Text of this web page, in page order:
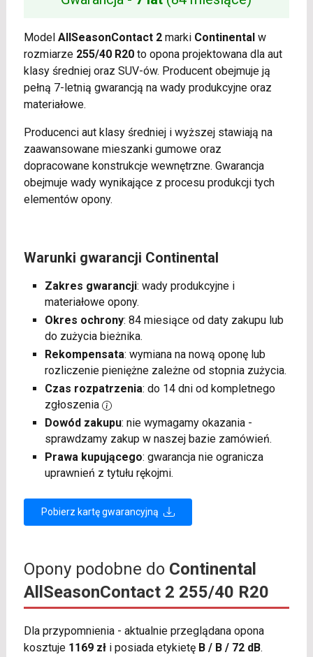
Model AllSeasonContact 2marki Continental w
rozmiarze 255/40 R20to opona projektowana dla aut
klasy średniej oraz SUV-ów. Producent obejmuje ją
pełną 7-letnią gwarancją na wady produkcyjne oraz
materiałowe.
Producenci aut klasy średniej i wyższej stawiają na
zaawansowane mieszanki gumowe oraz
dopracowane konstrukcje wewnętrzne. Gwarancja
obejmuje wady wynikające z procesu produkcji tych
elementów opony.
Warunki gwarancji Continental
Zakres gwarancji: wady produkcyjne i
materiałowe opony.
Okres ochrony: 84 miesiące od daty zakupu lub
do zużycia bieżnika.
Rekompensata: wymiana na nową oponę lub
rozliczenie pieniężne zależne od stopnia zużycia.
Czas rozpatrzenia: do 14 dni od kompletnego
zgłoszenia
Dowód zakupu: nie wymagamy okazania -
sprawdzamy zakup w naszej bazie zamówień.
Prawa kupującego: gwarancja nie ogranicza
uprawnień z tytułu rękojmi.
Pobierz kartę gwarancyjną
Opony podobne do Continental
AllSeasonContact 2 255/40 R20
Dla przypomnienia - aktualnie przeglądana opona
kosztuje 1169 złi posiada etykietę B / B / 72 dB.